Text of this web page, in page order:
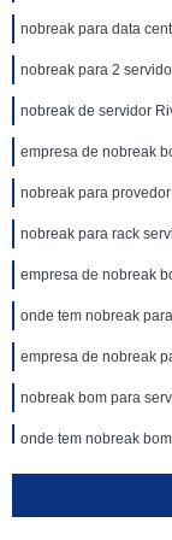
nobreak para data
nobreak para 2
nobreak de servidor
empresa de nobreak
nobreak para
nobreak para rack
empresa de nobreak
onde tem nobreak
empresa de nobreak
nobreak bom para
onde tem nobreak
empresa de nobreak